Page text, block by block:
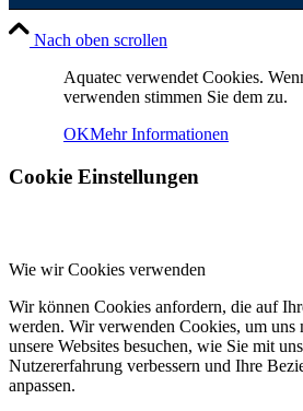
Nach oben scrollen
Aquatec verwendet Cookies.
verwenden stimmen Sie dem zu.
OKMehr Informationen
Cookie Einstellungen
Wie wir Cookies verwenden
Wir können Cookies anfordern, die auf
werden. Wir verwenden Cookies, um uns
unsere Websites besuchen, wie Sie mit
Nutzererfahrung verbessern und Ihre
anpassen.